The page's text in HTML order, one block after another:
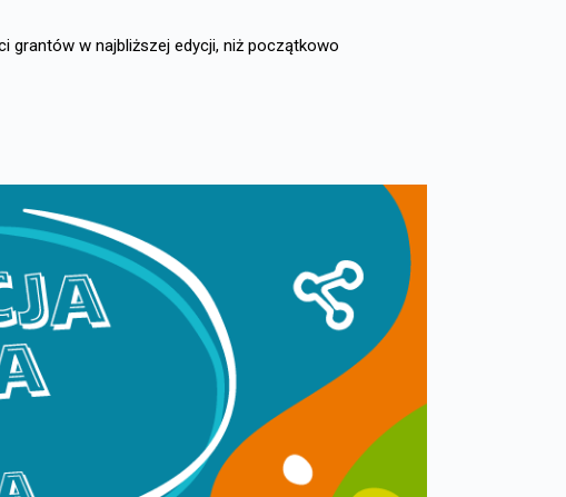
grantów w najbliższej edycji, niż początkowo